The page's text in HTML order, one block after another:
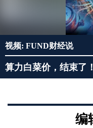
视频: FUND财经说
算力白菜价，结束了
编